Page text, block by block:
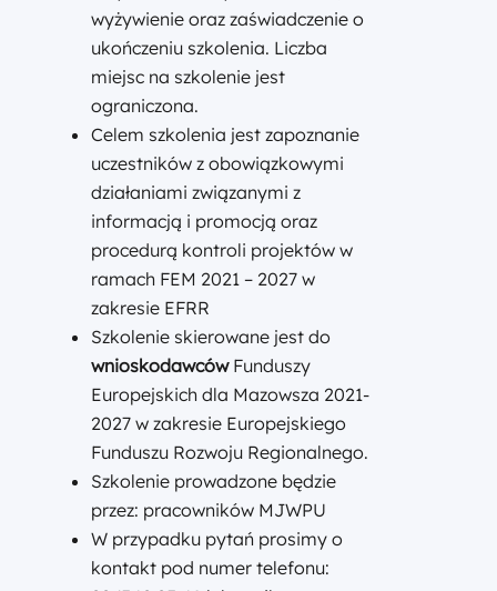
wyżywienie oraz zaświadczenie o
ukończeniu szkolenia. Liczba
miejsc na szkolenie jest
ograniczona.
Celem szkolenia jest zapoznanie
uczestników z obowiązkowymi
działaniami związanymi z
informacją i promocją oraz
procedurą kontroli projektów w
ramach FEM 2021 – 2027 w
zakresie EFRR
Szkolenie skierowane jest do
wnioskodawcówFunduszy
Europejskich dla Mazowsza 2021-
2027 w zakresie Europejskiego
Funduszu Rozwoju Regionalnego.
Szkolenie prowadzone będzie
przez: pracowników MJWPU
W przypadku pytań prosimy o
kontakt pod numer telefonu: